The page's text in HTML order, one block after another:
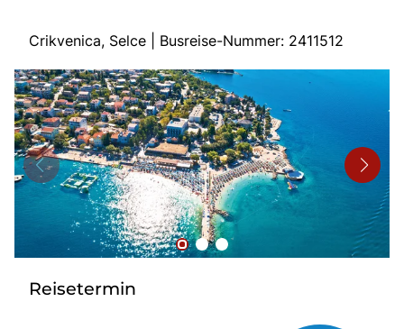
Start
Busreisen
Bus mieten
Flughafentransfer
Kontakt
Crikvenica, Selce | Busreise-Nummer: 2411512
Reisetermin